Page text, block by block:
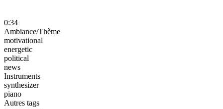
0:34
Ambiance/Thème
motivational
energetic
political
news
Instruments
synthesizer
piano
Autres tags